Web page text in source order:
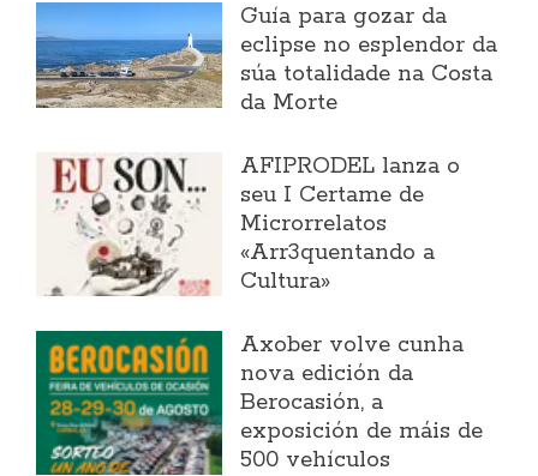
Guía para gozar da
eclipse no esplendor da
súa totalidade na Costa
da Morte
AFIPRODEL lanza o
seu I Certame de
Microrrelatos
«Arr3quentando a
Cultura»
Axober volve cunha
nova edición da
Berocasión, a
exposición de máis de
500 vehículos